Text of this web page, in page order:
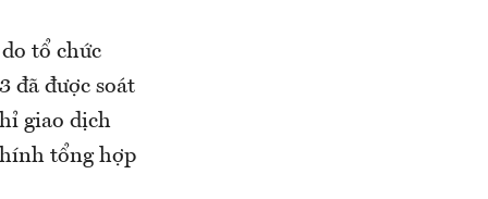
tổ chức
đã được soát
giao dịch
tổng hợp